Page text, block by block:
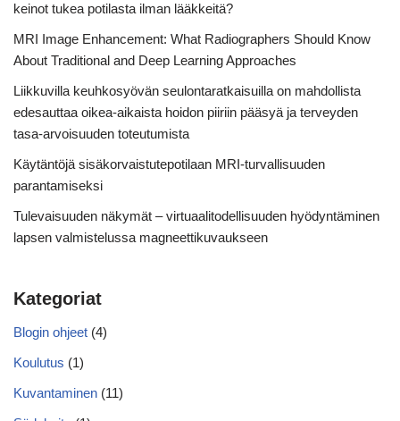
keinot tukea potilasta ilman lääkkeitä?
MRI Image Enhancement: What Radiographers Should Know
About Traditional and Deep Learning Approaches
Liikkuvilla keuhkosyövän seulontaratkaisuilla on mahdollista
edesauttaa oikea-aikaista hoidon piiriin pääsyä ja terveyden
tasa-arvoisuuden toteutumista
Käytäntöjä sisäkorvaistutepotilaan MRI-turvallisuuden
parantamiseksi
Tulevaisuuden näkymät – virtuaalitodellisuuden hyödyntäminen
lapsen valmistelussa magneettikuvaukseen
Kategoriat
Blogin ohjeet (4)
Koulutus (1)
Kuvantaminen (11)